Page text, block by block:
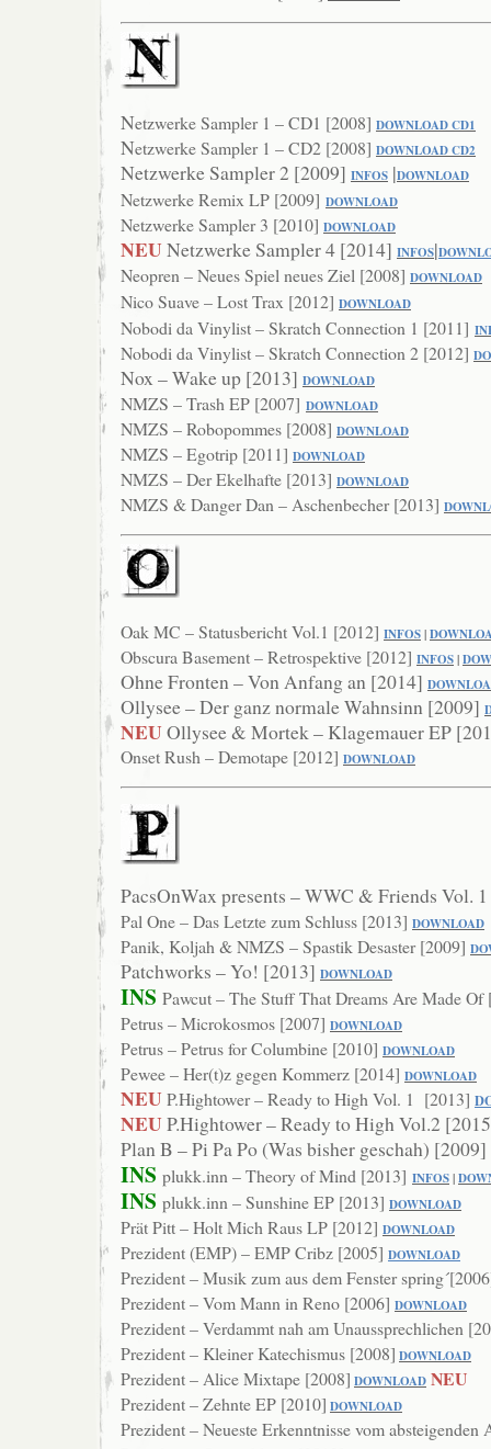
NetzwerkeSampler 1 – CD1 [2008] DOWNLOAD CD1
NetzwerkeSampler 1 – CD2 [2008] DOWNLOAD CD2
Netzwerke Sampler 2 [2009] INFOS |DOWNLOAD
Netzwerke Remix LP [2009] DOWNLOAD
Netzwerke Sampler 3 [2010] DOWNLOAD
NEUNetzwerke Sampler 4 [2014] INFOS|
Neopren – Neues Spiel neues Ziel [2008] DOWNLOAD
Nico Suave – Lost Trax [2012] DOWNLOAD
Nobodi da Vinylist – Skratch Connection 1 [2011]
Nobodi da Vinylist – Skratch Connection 2 [2012]
Nox – Wake up [2013] DOWNLOAD
NMZS – Trash EP [2007] DOWNLOAD
NMZS – Robopommes [2008] DOWNLOAD
NMZS – Egotrip [2011] DOWNLOAD
NMZS – Der Ekelhafte [2013] DOWNLOAD
NMZS & Danger Dan – Aschenbecher [2013]
Oak MC – Statusbericht Vol.1 [2012] INFOS|
Obscura Basement – Retrospektive [2012] INFOS|
Ohne Fronten – Von Anfang an [2014] DOWN
Ollysee – Der ganz normale Wahnsinn [2009]
NEUOllysee & Mortek – Klagemauer EP
Onset Rush – Demotape [2012] DOWNLOAD
PacsOnWax presents – WWC & Friends Vol.
Pal One – Das Letzte zum Schluss [2013] DOWNLOAD
Panik, Koljah & NMZS – Spastik Desaster [2009]
Patchworks – Yo! [2013] DOWNLOAD
INS Pawcut – The Stuff That Dreams Are Made Of
Petrus – Microkosmos [2007] DOWNLOAD
Petrus – Petrus for Columbine [2010] DOWNLOAD
Pewee – Her(t)z gegen Kommerz [2014] DOWNLOAD
NEUP.Hightower – Ready to High Vol. 1 [2013]
NEUP.Hightower – Ready to High Vol.2
Plan B – Pi Pa Po (Was bisher geschah) [2009]
INS plukk.inn – Theory of Mind [2013] INFOS|
INS plukk.inn – Sunshine EP [2013] DOWNLOAD
Prät Pitt – Holt Mich Raus LP [2012] DOWNLOAD
Prezident (EMP) – EMP Cribz [2005] DOWNLOAD
Prezident – Musik zum aus dem Fenster
Prezident – Vom Mann in Reno [2006] DOWNLOAD
Prezident – Verdammt nah am Unaussprechlichen
Prezident – Kleiner Katechismus [2008] DOWNLOAD
Prezident – Alice Mixtape [2008] DOWNLOAD NEU
Prezident – Zehnte EP [2010] DOWNLOAD
Prezident – Neueste Erkenntnisse vom absteigenden